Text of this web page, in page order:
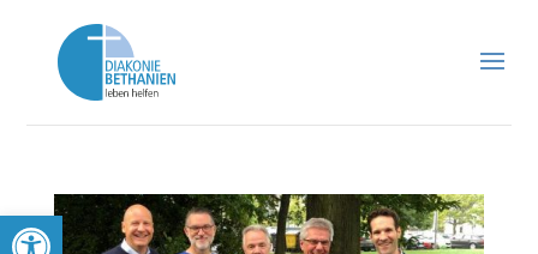
Werkzeugleiste öffnen